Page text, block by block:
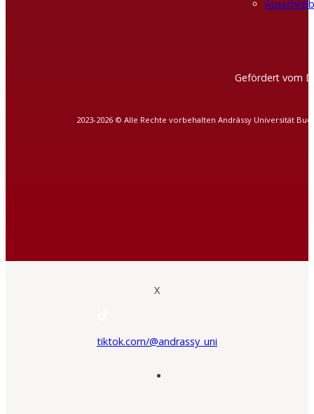
Gefördert vom
2023-2026 © Alle Rechte vorbehalten Andrássy Universität
X
tiktok.com/@andrassy_uni